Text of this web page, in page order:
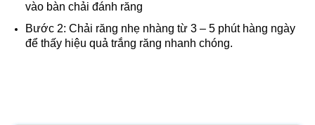
vào bàn chải đánh răng
Bước 2: Chải răng nhẹ nhàng từ 3 – 5 phút hàng ngày
để thấy hiệu quả trắng răng nhanh chóng.